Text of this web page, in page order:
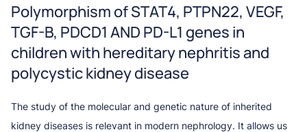
Polymorphism of STAT4, PTPN22, VEGF,
TGF-B, PDCD1 AND PD-L1 genes in
children with hereditary nephritis and
polycystic kidney disease
The study of the molecular and genetic nature of inherited
kidney diseases is relevant in modern nephrology. It allows us